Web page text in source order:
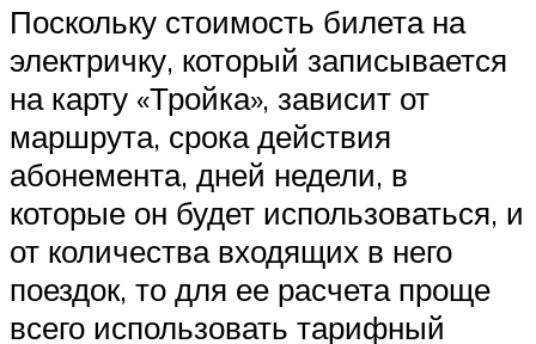
Поскольку стоимость билета на
электричку, который записывается
на карту «Тройка», зависит от
маршрута, срока действия
абонемента, дней недели, в
которые он будет использоваться, и
от количества входящих в него
поездок, то для ее расчета проще
всего использовать тарифный